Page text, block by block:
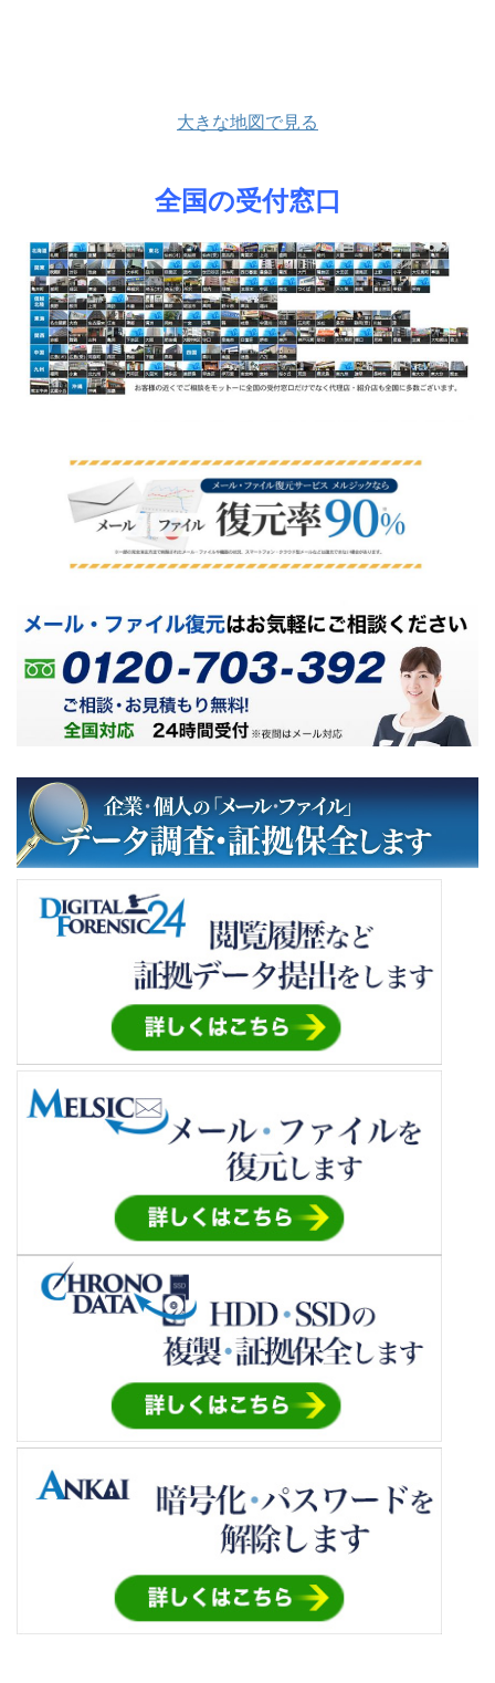
大きな地図で見る
全国の受付窓口